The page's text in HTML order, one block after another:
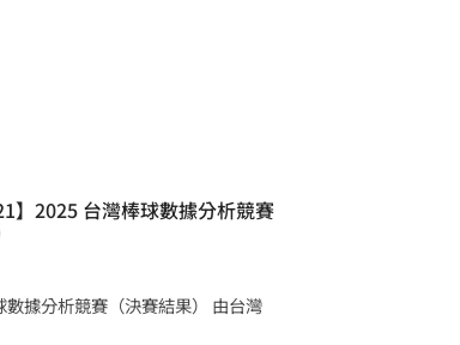
】2025 台灣棒球數據分析競賽
數據分析競賽（決賽結果） 由台灣